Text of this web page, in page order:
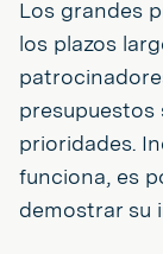
Los grandes
los plazos
presupuestos
prioridades.
funciona, es
demostrar su